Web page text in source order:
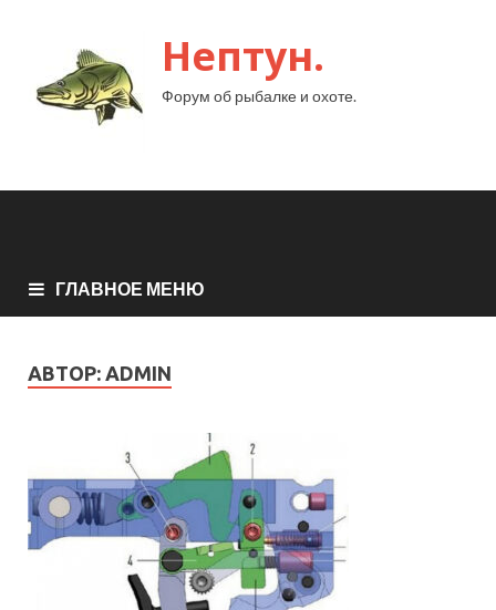
Нептун.
Форум об рыбалке и охоте.
ГЛАВНОЕ МЕНЮ
АВТОР: ADMIN